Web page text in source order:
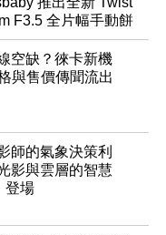
F3.5 全片幅手動餅
空缺？徠卡新機
與售價傳聞流出
師的氣象決策利
影與雲層的智慧
登場